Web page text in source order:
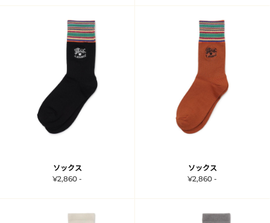
ソックス
¥2,860 -
ソックス
¥2,860 -